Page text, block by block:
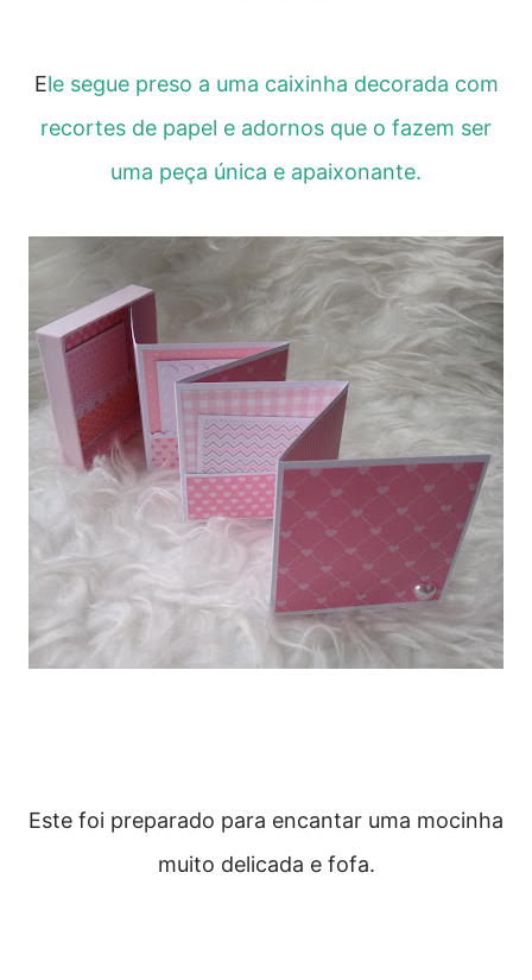
Ele segue preso a uma caixinha decorada com
recortes de papel e adornos que o fazem ser
uma peça única e apaixonante.
Este foi preparado para encantar uma mocinha
muito delicada e fofa.